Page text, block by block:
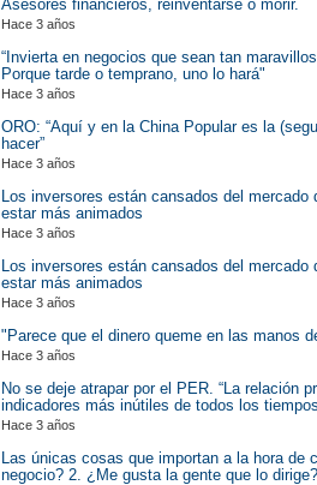
Asesores financieros, reinventarse o morir.
Hace 3 años
“Invierta en negocios que sean tan
Porque tarde o temprano, uno lo hará"
Hace 3 años
ORO: “Aquí y en la China Popular es la
hacer”
Hace 3 años
Los inversores están cansados ​​del
estar más animados
Hace 3 años
Los inversores están cansados ​​del
estar más animados
Hace 3 años
"Parece que el dinero queme en las manos
Hace 3 años
No se deje atrapar por el PER. “La relación
indicadores más inútiles de todos los
Hace 3 años
Las únicas cosas que importan a la hora de
negocio? 2. ¿Me gusta la gente que lo